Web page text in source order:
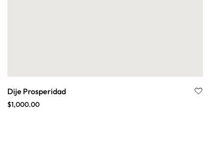
Dije Prosperidad
$1,000.00